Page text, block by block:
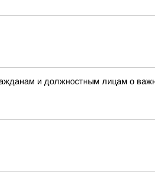
и должностным лицам о